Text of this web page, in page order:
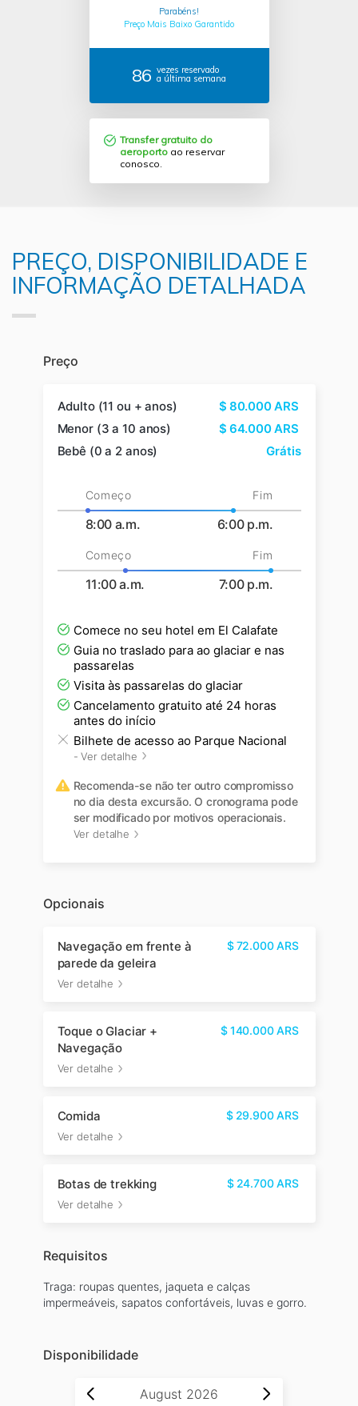
Parabéns!
Preço Mais Baixo Garantido
86 vezes reservado
a última semana
Transfer gratuito do
aeroporto ao reservar
conosco.
PREÇO, DISPONIBILIDADE E
INFORMAÇÃO DETALHADA
Preço
Adulto (11 ou + anos) $ 80.000ARS
Menor (3 a 10 anos)
$ 64.000ARS
Bebê (0 a 2 anos)
Grátis
Começo Fim
8:00 a.m. 6:00 p.m.
Começo Fim
11:00 a.m. 7:00 p.m.
Comece no seu hotel em El Calafate
Guia no traslado para ao glaciar e nas
passarelas
Visita às passarelas do glaciar
Cancelamento gratuito até 24 horas
antes do início
Bilhete de acesso ao Parque Nacional
-Ver detalhe
Recomenda-se não ter outro compromisso
no dia desta excursão. O cronograma pode
ser modificado por motivos operacionais.
Ver detalhe
Opcionais
Navegação em frente à
parede da geleira
Ver detalhe
$ 72.000ARS
Toque o Glaciar +
Navegação
Ver detalhe
$140.000ARS
Comida
Ver detalhe
$ 29.900ARS
Botas de trekking
Ver detalhe
$ 24.700ARS
Requisitos
Traga: roupas quentes, jaqueta e calças
impermeáveis, sapatos confortáveis, luvas e gorro.
Disponibilidade
August 2026